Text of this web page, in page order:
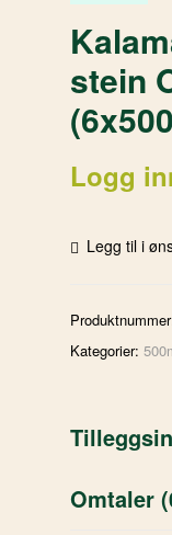
stein
Logg
Legg til i
Kategorier:
Omtaler